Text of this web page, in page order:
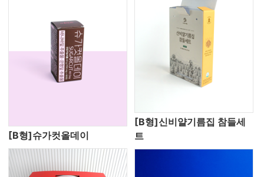
[B형]슈가컷올데이
[B형]신비얄기름집 참들세
트